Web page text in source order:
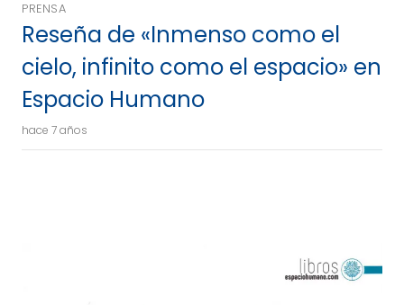
PRENSA
Reseña de «Inmenso como el
cielo, infinito como el espacio» en
Espacio Humano
hace 7 años